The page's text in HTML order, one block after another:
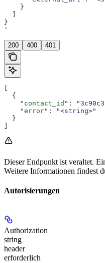
    }
  ]
}
'
200 400 401
[
  {
    "contact_id"
:
    "error"
:
"<string>"
  }
]
Dieser Endpunkt ist veraltet.
Weitere Informationen findest
Autorisierungen
Authorization
string
header
erforderlich